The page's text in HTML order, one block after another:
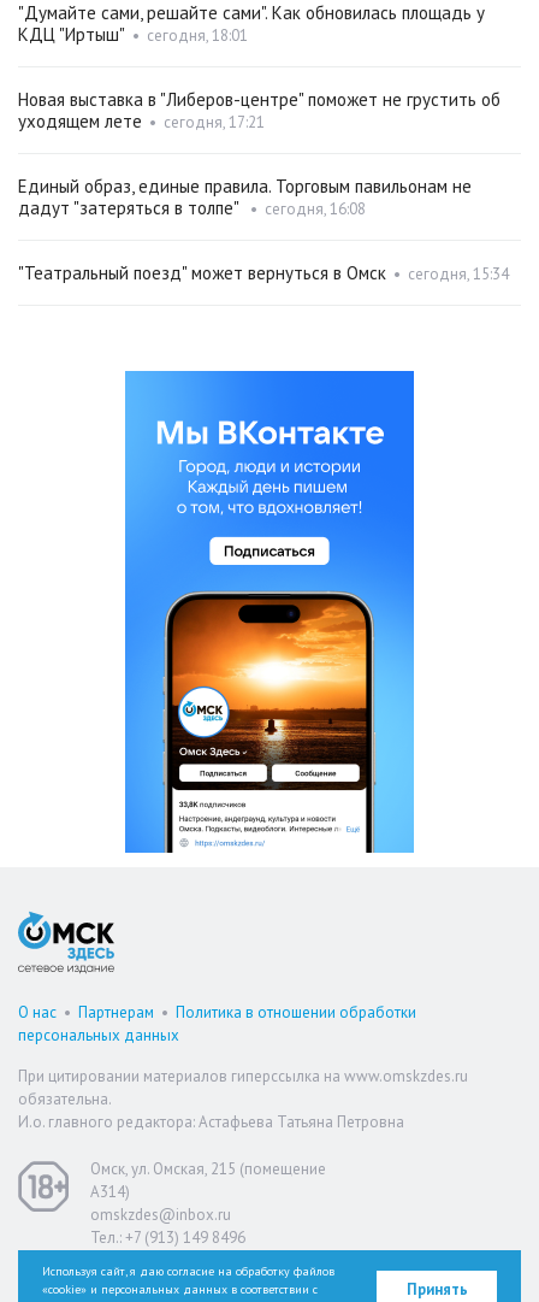
"Думайте сами, решайте сами". Как обновилась площадь у
КДЦ "Иртыш" • сегодня, 18:01
Новая выставка в "Либеров-центре" поможет не грустить об
уходящем лете • сегодня, 17:21
Единый образ, единые правила. Торговым павильонам не
дадут "затеряться в толпе"
• сегодня, 16:08
"Театральный поезд" может вернуться в Омск • сегодня, 15:34
О нас • Партнерам • Политика в отношении обработки
персональных данных
При цитировании материалов гиперссылка на www.omskzdes.ru
обязательна.
И.о. главного редактора: Астафьева Татьяна Петровна
Омск, ул. Омская, 215 (помещение
А314)
omskzdes@inbox.ru
Тел.: +7 (913) 149 8496
Используя сайт, я даю согласие на обработку файлов
«cookie» и персональных данных в соответствии с
Принять